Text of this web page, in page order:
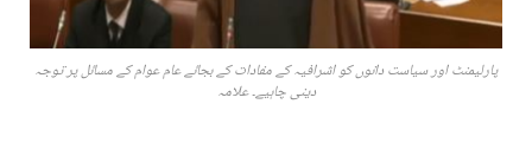
پارلیمنٹ اور سیاست دانوں کو اشرافیہ کے مفادات کے بجائے عام عوام کے مسائل پر توجہ
دینی چاہیے۔ علامہ